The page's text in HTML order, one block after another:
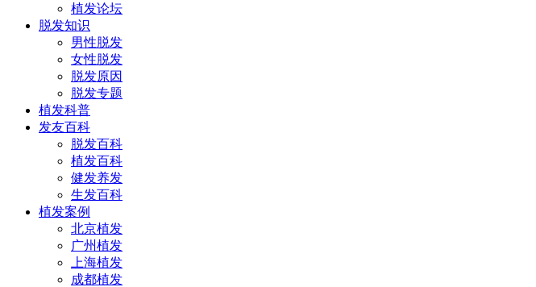
植发论坛
脱发知识
男性脱发
女性脱发
脱发原因
脱发专题
植发科普
发友百科
脱发百科
植发百科
健发养发
生发百科
植发案例
北京植发
广州植发
上海植发
成都植发